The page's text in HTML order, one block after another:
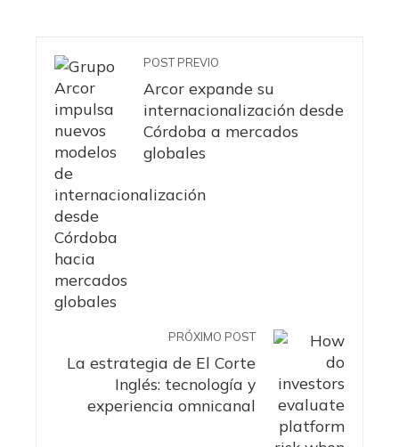
POST PREVIO
Arcor expande su
internacionalización desde
Córdoba a mercados
globales
PRÓXIMO POST
La estrategia de El Corte
Inglés: tecnología y
experiencia omnicanal